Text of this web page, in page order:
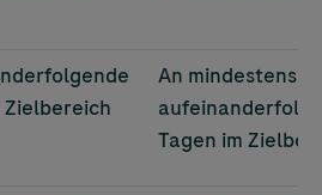
Zielbereich
An mindestens 3
Tagen im